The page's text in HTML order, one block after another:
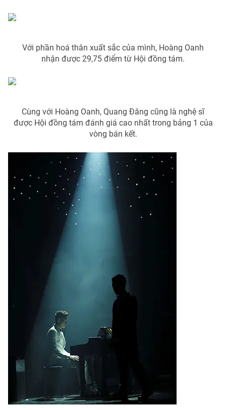
VTV Sức khoẻ Bất động sản
VTV4 Vươn mình bằng AI
VTV9 VTV8
Liên hệ tòa soạn English
Cơ quan chủ quản:
Đài Truyền hình Việt Nam
Cơ quan báo chí:Thời báo VTV
Giấy phép hoạt động báo in và báo điện tử số 483/GP-BTTTT
cấp ngày 29/12/2023
Tổng Biên tập:
Vũ Thanh Thủy
Nguyễn Thị Mỹ Hạnh, Phạm Quốc Thắng,
Tổng đài VTV:024.38 355 931 - 024.38 355 932
Với phần hoá thân xuất sắc của mình, Hoàng Oanh
nhận được 29,75 điểm từ Hội đồng tám.
Cùng với Hoàng Oanh, Quang Đăng cũng là nghệ sĩ
được Hội đồng tám đánh giá cao nhất trong bảng 1 của
vòng bán kết.